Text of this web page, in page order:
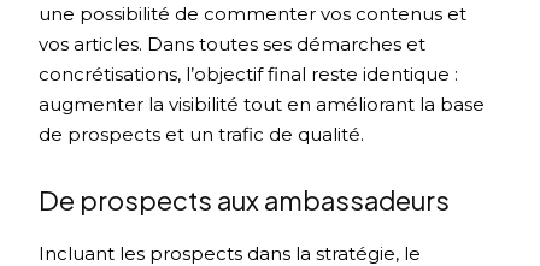
une possibilité de commenter vos contenus et
vos articles. Dans toutes ses démarches et
concrétisations, l’objectif final reste identique :
augmenter la visibilité tout en améliorant la base
de prospects et un trafic de qualité.
De prospects aux ambassadeurs
Incluant les prospects dans la stratégie, le